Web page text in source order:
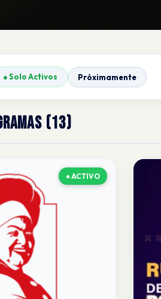
● Solo Activos Próximamente
(13)
● ACTIVO